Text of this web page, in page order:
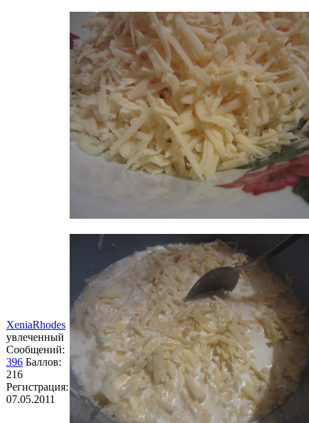
XeniaRhodes
увлеченный
Сообщений:
396 Баллов:
216
Регистрация:
07.05.2011